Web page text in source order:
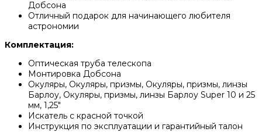
Добсона
Отличный подарок для начинающего любителя
астрономии
Комплектация:
Оптическая труба телескопа
Монтировка Добсона
Окуляры, Окуляры, призмы, Окуляры, призмы, линзы
Барлоу, Окуляры, призмы, линзы Барлоу Super 10 и 25
мм, 1,25"
Искатель с красной точкой
Инструкция по эксплуатации и гарантийный талон